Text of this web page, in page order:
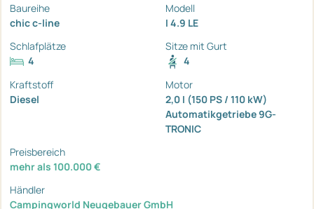
Baureihe
chic c-line
Modell
I 4.9 LE
Schlafplätze
4
Sitze mit Gurt
4
Kraftstoff
Diesel
Motor
2,0 I (150 PS / 110 kW)
Automatikgetriebe 9G-
TRONIC
Preisbereich
mehr als 100.000 €
Händler
Campingworld Neugebauer GmbH